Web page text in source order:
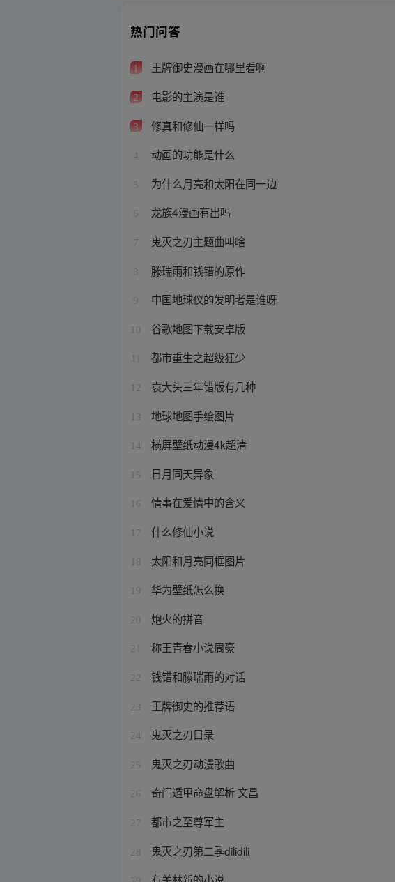
热门问答
1 王牌御史漫画在哪里看啊
2 电影的主演是谁
3 修真和修仙一样吗
4 动画的功能是什么
5 为什么月亮和太阳在同一边
6 龙族4漫画有出吗
7 鬼灭之刃主题曲叫啥
8 滕瑞雨和钱错的原作
9 中国地球仪的发明者是谁呀
10 谷歌地图下载安卓版
都市重生之超级狂少
12 袁大头三年错版有几种
13 地球地图手绘图片
14 横屏壁纸动漫4k超清
15 日月同天异象
16 情事在爱情中的含义
17 什么修仙小说
18 太阳和月亮同框图片
19 华为壁纸怎么换
20 炮火的拼音
21 称王青春小说周豪
22 钱错和滕瑞雨的对话
23 王牌御史的推荐语
24 鬼灭之刃目录
25 鬼灭之刃动漫歌曲
26 奇门遁甲命盘解析 文昌
27 都市之至尊军主
28 鬼灭之刃第二季dilidili